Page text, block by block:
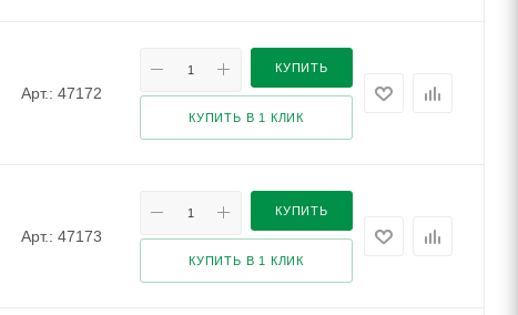
Арт.: 47172
КУПИТЬ
КУПИТЬ В 1 КЛИК
Арт.: 47173
КУПИТЬ
КУПИТЬ В 1 КЛИК